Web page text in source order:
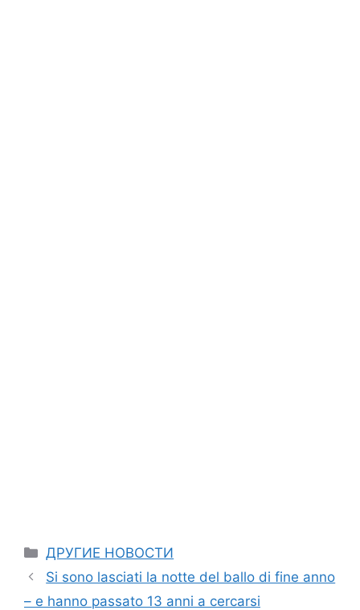
Categories
ДРУГИЕ НОВОСТИ
Si sono lasciati la notte del ballo di fine anno
– e hanno passato 13 anni a cercarsi